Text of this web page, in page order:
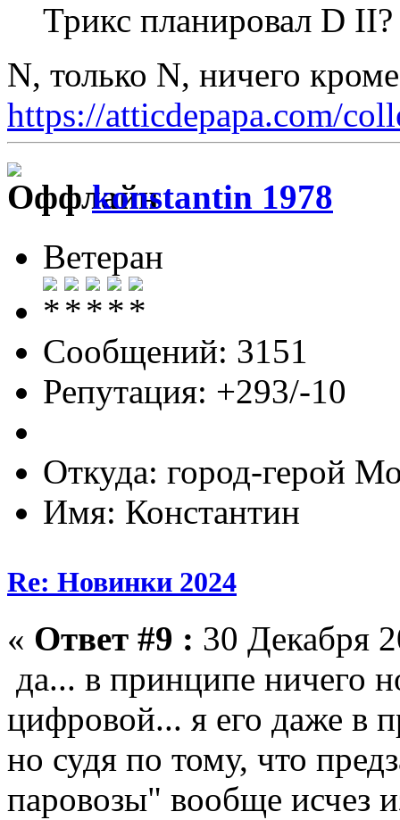
Трикс планировал D II?
N, только N, ничего
https://atticdepapa.com/
konstantin 1978
Ветеран
Сообщений: 3151
Репутация: +293/-10
Откуда: город-герой
Имя: Константин
Re: Новинки 2024
« Ответ #9 : 30 Декабря
да... в принципе ничего
цифровой... я его даже в
но судя по тому, что
паровозы" вообще исчез